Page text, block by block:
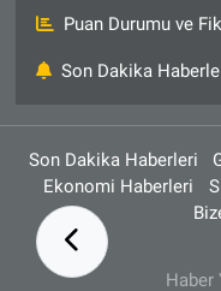
Puan Durumu ve
Son Dakika
Son Dakika Haberleri
Ekonomi Haberleri
Haber